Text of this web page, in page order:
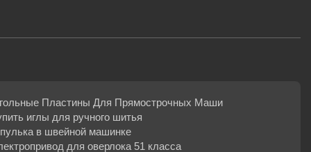
Пластины Для Прямострочных Маши
иглы для ручного шитья
в швейной машинке
для оверлока 51 класса